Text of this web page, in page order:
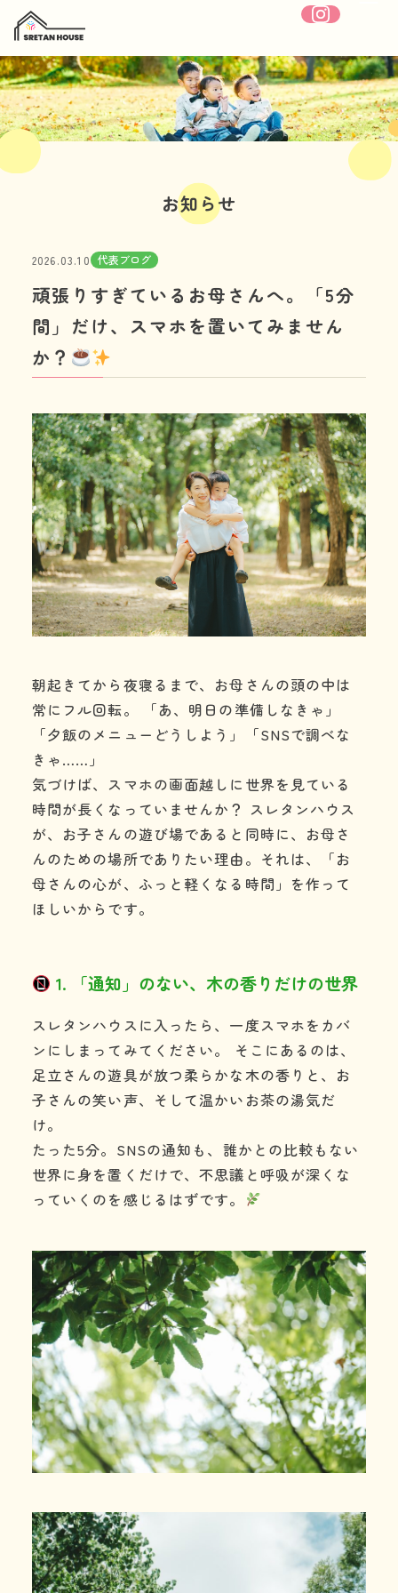
ホーム
SRETANHOUSEについて
施設紹介
1日の流れ
年間行事
よくある質問
年齢と定員
施設情報
お知らせ
事業所の評価
06-7505-2131
体験に行ってみる
お問い合わせ
お知らせ
2026.03.10 代表ブログ
頑張りすぎているお母さんへ。「5分
間」だけ、スマホを置いてみません
か？
朝起きてから夜寝るまで、お母さんの頭の中は
常にフル回転。 「あ、明日の準備しなきゃ」
「夕飯のメニューどうしよう」「SNSで調べな
きゃ……」
気づけば、スマホの画面越しに世界を見ている
時間が長くなっていませんか？ スレタンハウス
が、お子さんの遊び場であると同時に、お母さ
んのための場所でありたい理由。それは、「お
母さんの心が、ふっと軽くなる時間」を作って
ほしいからです。
1. 「通知」のない、木の香りだけの世界
スレタンハウスに入ったら、一度スマホをカバ
ンにしまってみてください。 そこにあるのは、
足立さんの遊具が放つ柔らかな木の香りと、お
子さんの笑い声、そして温かいお茶の湯気だ
け。
たった5分。SNSの通知も、誰かとの比較もない
世界に身を置くだけで、不思議と呼吸が深くな
っていくのを感じるはずです。